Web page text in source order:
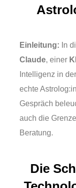
Einleitung: In
Claude, einer
Intelligenz in
echte
Gespräch
auch die
Beratung.
Die